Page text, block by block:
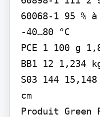
60068-1 95 %
-40…80 °C
PCE 1 100 g
BB1 12 1,234
S03 144
cm
Produit Green